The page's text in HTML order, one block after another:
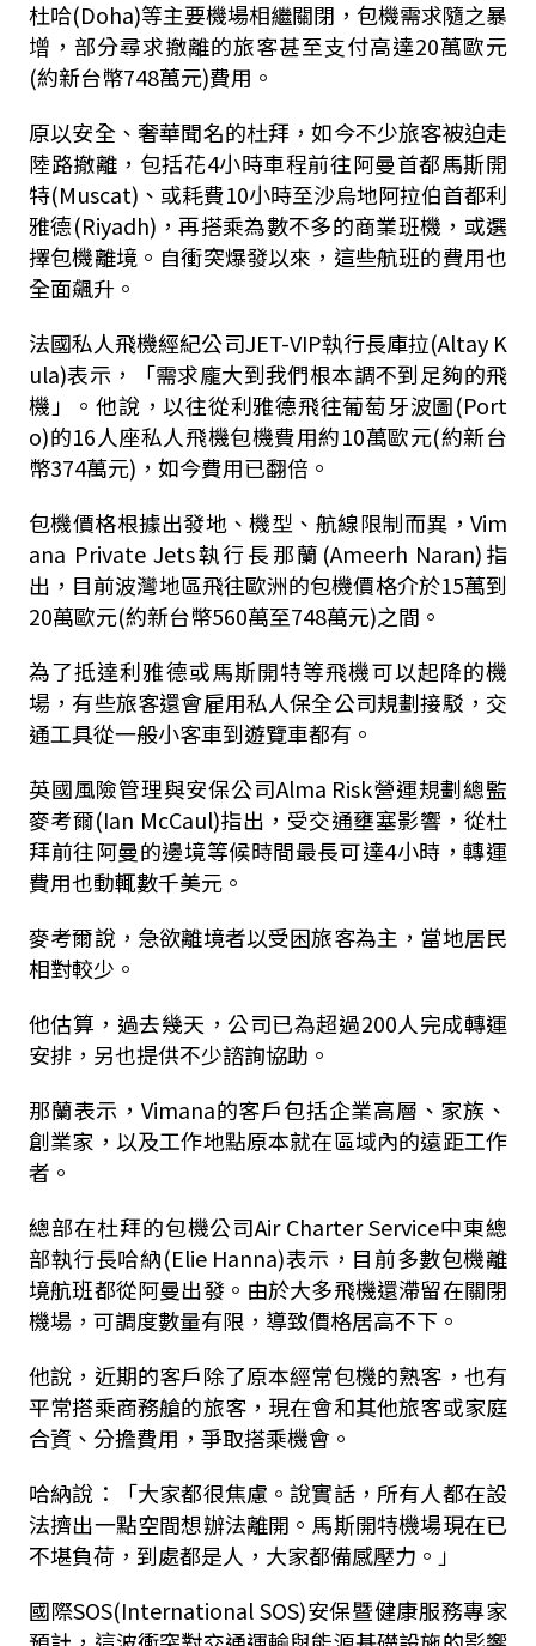
杜哈(Doha)等主要機場相繼關閉，包機需求隨之暴
增，部分尋求撤離的旅客甚至支付高達20萬歐元
(約新台幣748萬元)費用。
原以安全、奢華聞名的杜拜，如今不少旅客被迫走
陸路撤離，包括花4小時車程前往阿曼首都馬斯開
特(Muscat)、或耗費10小時至沙烏地阿拉伯首都利
雅德(Riyadh)，再搭乘為數不多的商業班機，或選
擇包機離境。自衝突爆發以來，這些航班的費用也
全面飆升。
法國私人飛機經紀公司JET-VIP執行長庫拉(Altay K
ula)表示，「需求龐大到我們根本調不到足夠的飛
機」。他說，以往從利雅德飛往葡萄牙波圖(Port
o)的16人座私人飛機包機費用約10萬歐元(約新台
幣374萬元)，如今費用已翻倍。
包機價格根據出發地、機型、航線限制而異，Vim
ana Private Jets執行長那蘭(Ameerh Naran)指
出，目前波灣地區飛往歐洲的包機價格介於15萬到
20萬歐元(約新台幣560萬至748萬元)之間。
為了抵達利雅德或馬斯開特等飛機可以起降的機
場，有些旅客還會雇用私人保全公司規劃接駁，交
通工具從一般小客車到遊覽車都有。
英國風險管理與安保公司Alma Risk營運規劃總監
麥考爾(Ian McCaul)指出，受交通壅塞影響，從杜
拜前往阿曼的邊境等候時間最長可達4小時，轉運
費用也動輒數千美元。
麥考爾說，急欲離境者以受困旅客為主，當地居民
相對較少。
他估算，過去幾天，公司已為超過200人完成轉運
安排，另也提供不少諮詢協助。
那蘭表示，Vimana的客戶包括企業高層、家族、
創業家，以及工作地點原本就在區域內的遠距工作
者。
總部在杜拜的包機公司Air Charter Service中東總
部執行長哈納(Elie Hanna)表示，目前多數包機離
境航班都從阿曼出發。由於大多飛機還滯留在關閉
機場，可調度數量有限，導致價格居高不下。
他說，近期的客戶除了原本經常包機的熟客，也有
平常搭乘商務艙的旅客，現在會和其他旅客或家庭
合資、分擔費用，爭取搭乘機會。
哈納說：「大家都很焦慮。說實話，所有人都在設
法擠出一點空間想辦法離開。馬斯開特機場現在已
不堪負荷，到處都是人，大家都備感壓力。」
國際SOS(International SOS)安保暨健康服務專家